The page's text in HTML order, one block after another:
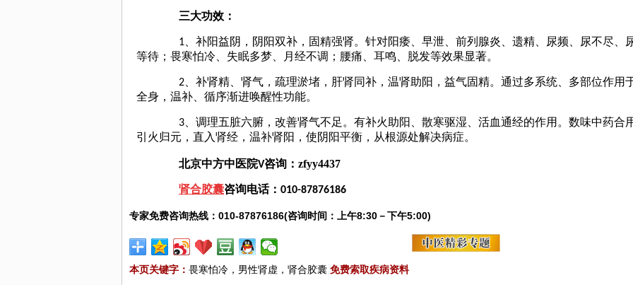
三大功效：
1、补阳益阴，阴阳双补，固精强肾。针对阳痿、早泄、前列腺炎、遗精、尿频、尿不尽、
等待；畏寒怕冷、失眠多梦、月经不调；腰痛、耳鸣、脱发等效果显著。
2、补肾精、肾气，疏理淤堵，肝肾同补，温肾助阳，益气固精。通过多系统、多部位作用
全身，温补、循序渐进唤醒性功能。
3、调理五脏六腑，改善肾气不足。有补火助阳、散寒驱湿、活血通经的作用。数味中药合
引火归元，直入肾经，温补肾阳，使阴阳平衡，从根源处解决病症。
北京中方中医院V咨询： zfyy4437
肾合胶囊咨询电话： 010-87876186
专家免费咨询热线：010-87876186(咨询时间：上午8:30－下午5:00)
本页关键字： 畏寒怕冷，男性肾虚，肾合胶囊 免费索取疾病资料